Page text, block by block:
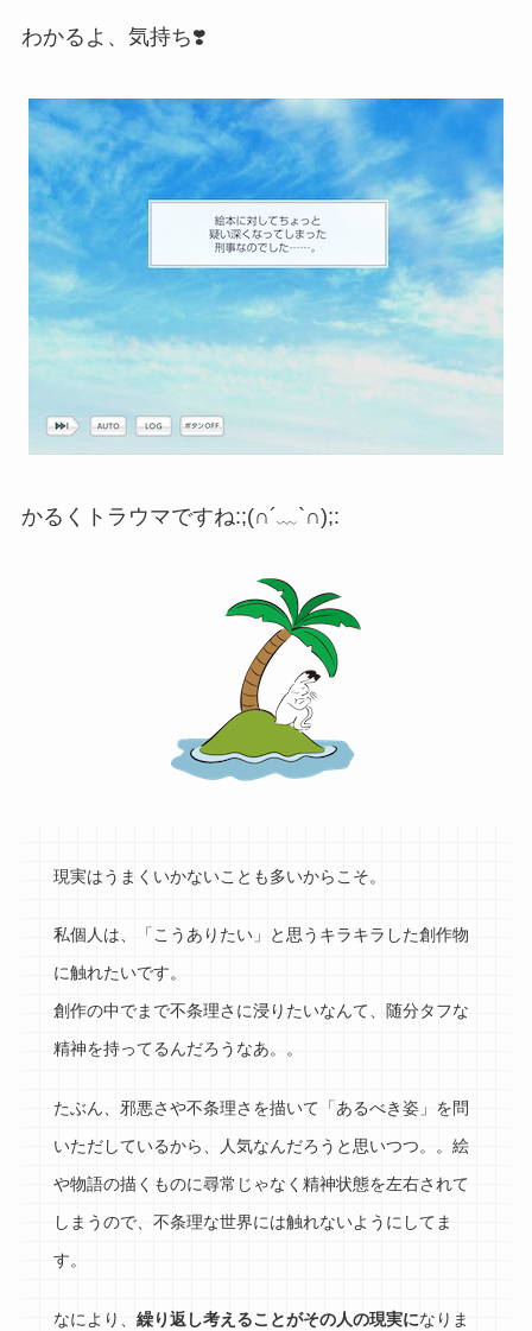
わかるよ、気持ち❣️
かるくトラウマですね:;(∩´﹏`∩);:
現実はうまくいかないことも多いからこそ。
私個人は、「こうありたい」と思うキラキラした創作物
に触れたいです。
創作の中でまで不条理さに浸りたいなんて、随分タフな
精神を持ってるんだろうなあ。。
たぶん、邪悪さや不条理さを描いて「あるべき姿」を問
いただしているから、人気なんだろうと思いつつ。。絵
や物語の描くものに尋常じゃなく精神状態を左右されて
しまうので、不条理な世界には触れないようにしてま
す。
なにより、 繰り返し考えることがその人の現実になりま